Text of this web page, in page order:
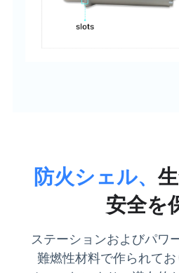
防火シェル、
安全を
ステーションおよびパワ
難燃性材料で作られて